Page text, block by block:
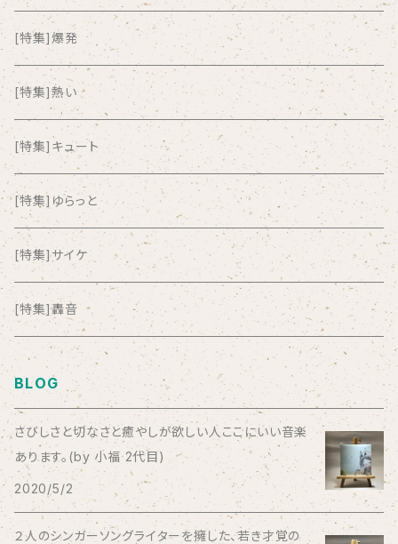
ALL ITEM 10 TIMES
Amia Calva
Amsterdamned
ANYO
And Summer Club
anticlockwise
Aysula
Bad Operation
Bagus!
BBBBBBB
[特集]爆発
[特集]熱い
[特集]キュート
[特集]ゆらっと
[特集]サイケ
[特集]轟音
BLOG
さびしさと切なさと癒やしが欲しい人ここにいい音楽
あります。(by 小福 2代目)
2020/5/2
２人のシンガーソングライターを擁した、若き才覚の